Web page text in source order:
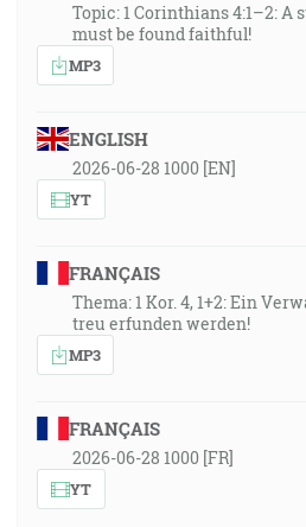
Topic: 1 Corinthians 4:1–2: A
must be found faithful!
MP3
ENGLISH
2026-06-28 1000 [EN]
YT
FRANÇAIS
Thema: 1 Kor. 4, 1+2: Ein
treu erfunden werden!
MP3
FRANÇAIS
2026-06-28 1000 [FR]
YT